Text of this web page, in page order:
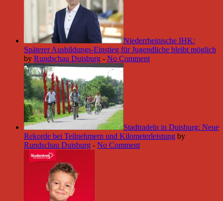
Niederrheinische IHK:
Späterer Ausbildungs-Einstieg für Jugendliche bleibt möglich
by Rundschau Duisburg - No Comment
Stadtradeln in Duisburg: Neue
Rekorde bei Teilnehmern und Kilometerleistung by
Rundschau Duisburg - No Comment